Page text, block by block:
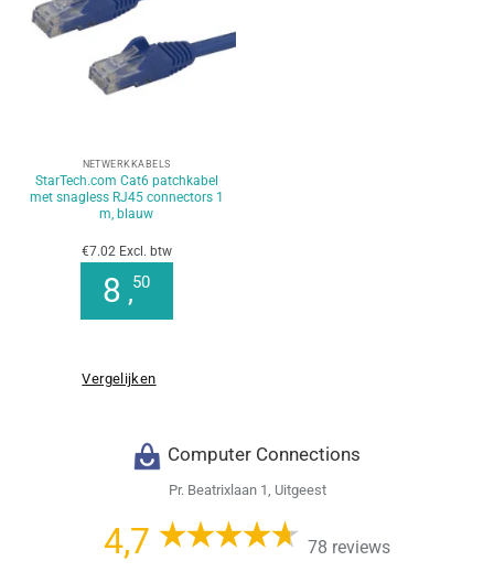
NETWERKKABELS
StarTech.com Cat6 patchkabel
met snagless RJ45 connectors 1
m, blauw
€7.02 Excl. btw
8 ,50
Vergelijken
Computer Connections
Pr. Beatrixlaan 1, Uitgeest
4,7 78 reviews